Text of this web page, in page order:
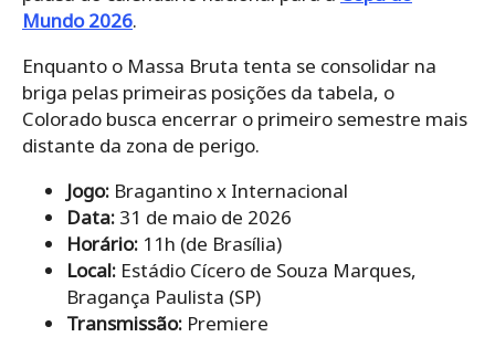
Mundo 2026.
Enquanto o Massa Bruta tenta se consolidar na
briga pelas primeiras posições da tabela, o
Colorado busca encerrar o primeiro semestre mais
distante da zona de perigo.
Jogo: Bragantino x Internacional
Data: 31 de maio de 2026
Horário: 11h (de Brasília)
Local: Estádio Cícero de Souza Marques,
Bragança Paulista (SP)
Transmissão: Premiere